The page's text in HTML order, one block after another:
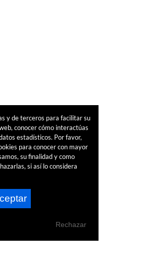
y de terceros para facilitar su
conocer cómo interactúas
estadísticos. Por favor,
para conocer con mayor
su finalidad y como
si así lo considera
Rechazar